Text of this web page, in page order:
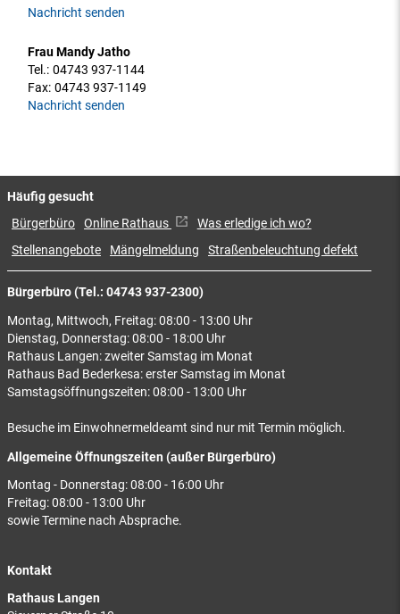
Nachricht senden
Frau Mandy Jatho
Tel.: 04743 937-1144
Fax: 04743 937-1149
Nachricht senden
Bürgerbüro (Tel.: 04743 937-2300)
Montag, Mittwoch, Freitag: 08:00 - 13:00 Uhr
Dienstag, Donnerstag: 08:00 - 18:00 Uhr
Rathaus Langen: zweiter Samstag im Monat
Rathaus Bad Bederkesa: erster Samstag im Monat
Samstagsöffnungszeiten: 08:00 - 13:00 Uhr
Besuche im Einwohnermeldeamt sind nur mit Termin möglich.
Allgemeine Öffnungszeiten (außer Bürgerbüro)
Montag - Donnerstag: 08:00 - 16:00 Uhr
Freitag: 08:00 - 13:00 Uhr
sowie Termine nach Absprache.
Kontakt
Rathaus Langen
Häufig gesucht
Bürgerbüro Online Rathaus
Was erledige ich wo?
Stellenangebote
Mängelmeldung Straßenbeleuchtung defekt